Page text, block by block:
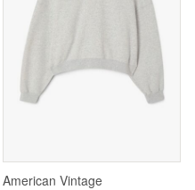
American Vintage